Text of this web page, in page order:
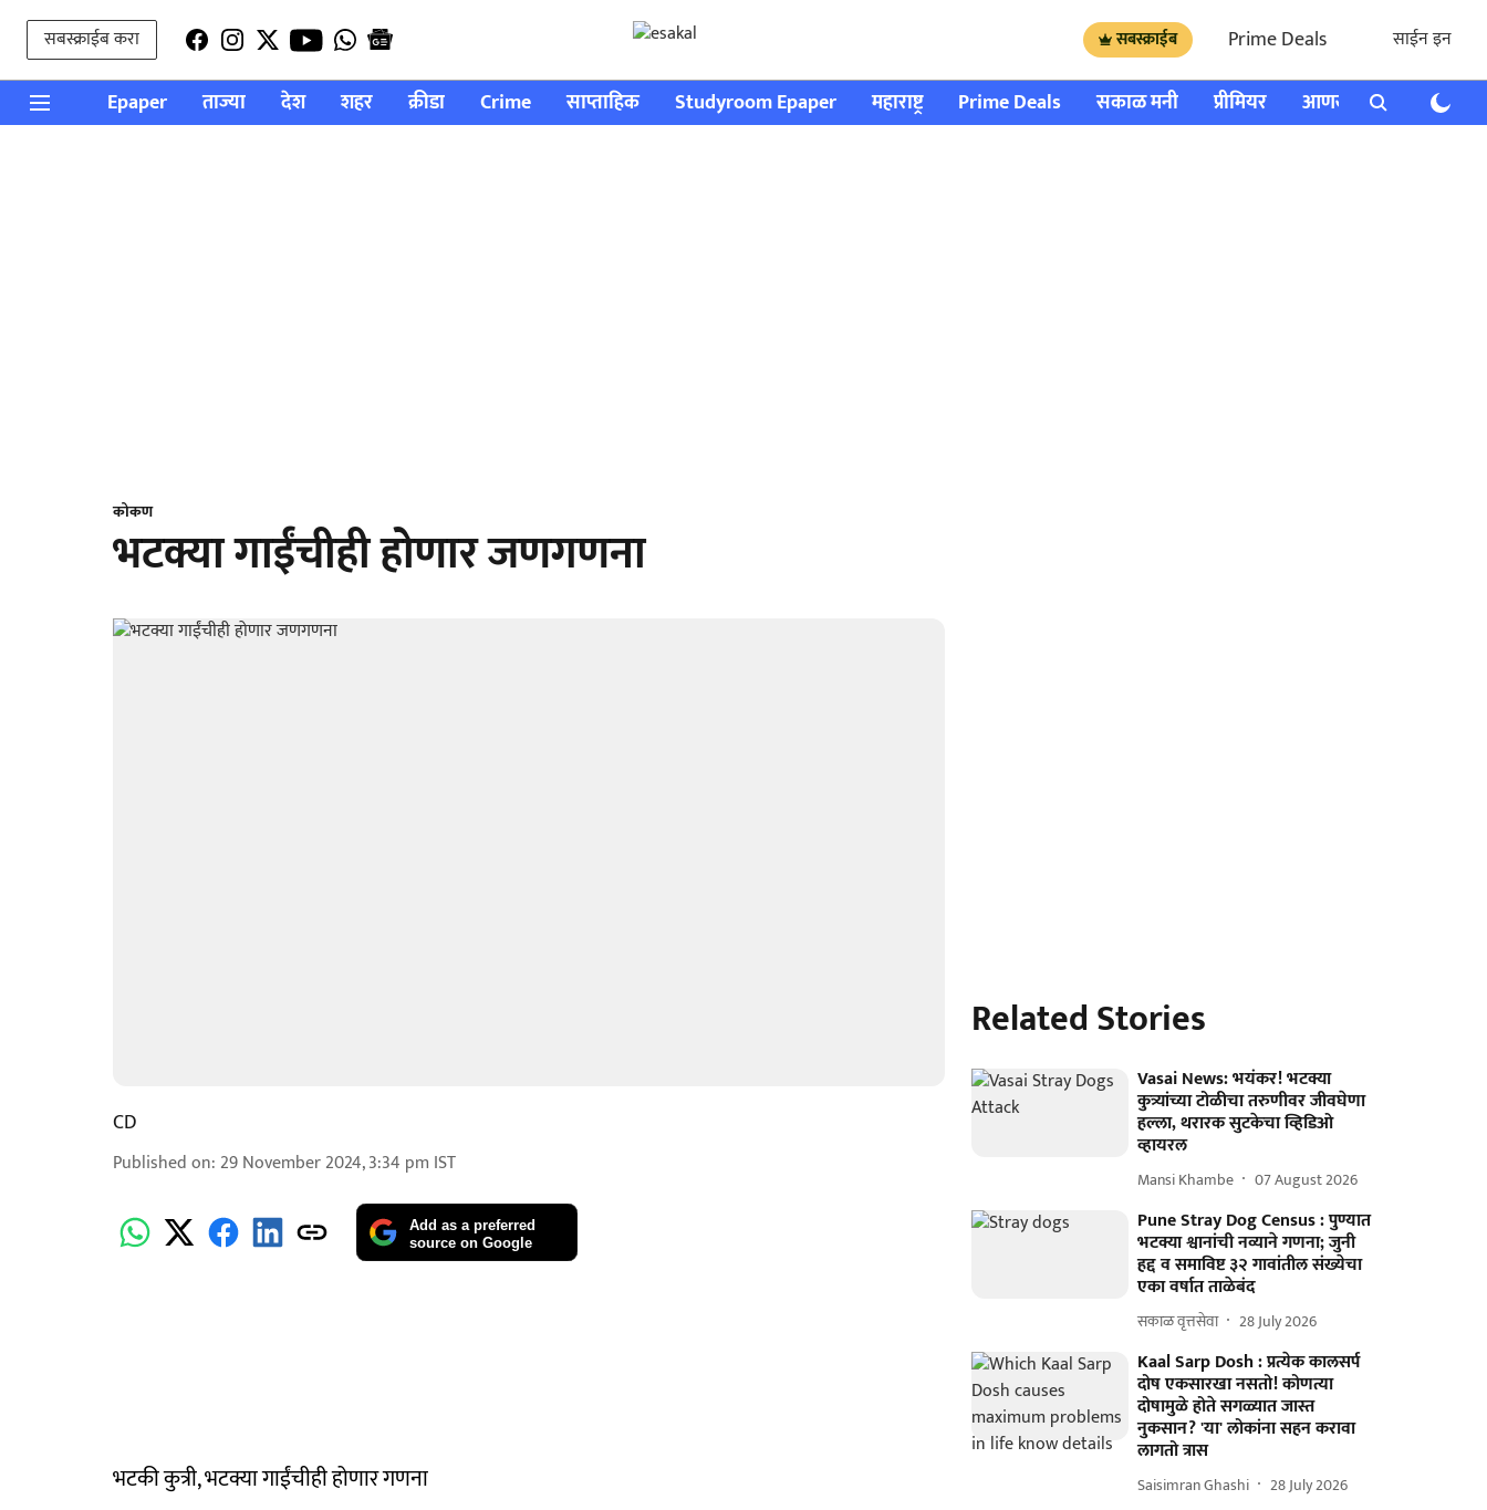
सबस्क्राईब करा सबस्क्राईब Prime Deals साईन इन
Epaper ताज्या देश शहर क्रीडा Crime साप्ताहिक Studyroom Epaper महाराष्ट्र Prime Deals सकाळ मनी प्रीमियर आणखी राशी भविष्य
कोकण
भटक्या गाईंचीही होणार जणगणना
CD
Published on: 29 November 2024, 3:34 pm IST
Add as a preferred
source on Google
भटकी कुत्री, भटक्या गाईंचीही होणार गणना
Related Stories
Vasai News: भयंकर! भटक्या
कुत्र्यांच्या टोळीचा तरुणीवर जीवघेणा
हल्ला, थरारक सुटकेचा व्हिडिओ
व्हायरल
Mansi Khambe 07 August 2026
Pune Stray Dog Census : पुण्यात
भटक्या श्वानांची नव्याने गणना; जुनी
हद्द व समाविष्ट ३२ गावांतील संख्येचा
एका वर्षात ताळेबंद
सकाळ वृत्तसेवा 28 July 2026
Kaal Sarp Dosh : प्रत्येक कालसर्प
दोष एकसारखा नसतो! कोणत्या
दोषामुळे होते सगळ्यात जास्त
नुकसान? 'या' लोकांना सहन करावा
लागतो त्रास
Saisimran Ghashi 28 July 2026